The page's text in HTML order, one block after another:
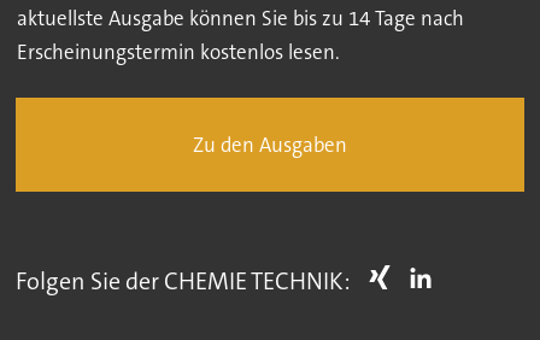
aktuellste Ausgabe können Sie bis zu 14 Tage nach
Erscheinungstermin kostenlos lesen.
Zu den Ausgaben
Folgen Sie der CHEMIE TECHNIK: